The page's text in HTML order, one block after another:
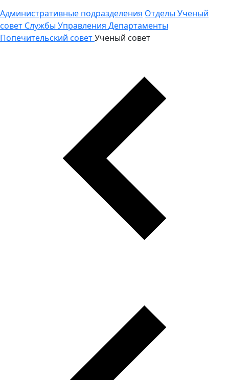
Административные подразделения Отделы Ученый
совет Службы Управления Департаменты
Попечительский советУченый совет